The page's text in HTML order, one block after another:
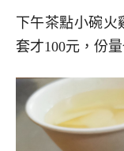
下午茶點小碗火
套才100元，份量